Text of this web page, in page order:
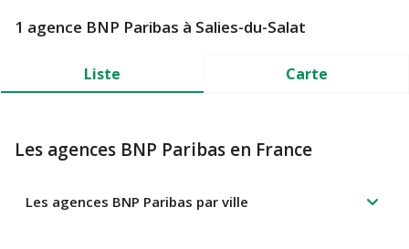
1 agence BNP Paribas à Salies-du-Salat
Liste Carte
Les agences BNP Paribas en France
Les agences BNP Paribas par ville